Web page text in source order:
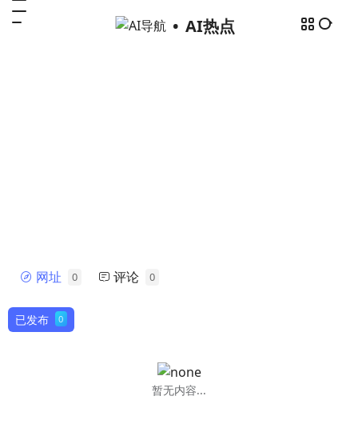
AI热点
AI之家
网址 0 评论 0
已发布 0
暂无内容...